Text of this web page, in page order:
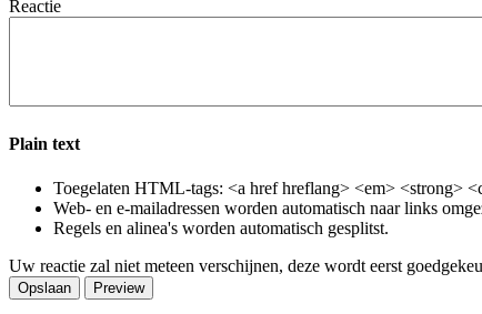
Reactie
Plain text
Toegelaten HTML-tags: <a href hreflang> <em> <strong>
Web- en e-mailadressen worden automatisch naar links
Regels en alinea's worden automatisch gesplitst.
Uw reactie zal niet meteen verschijnen, deze wordt eerst